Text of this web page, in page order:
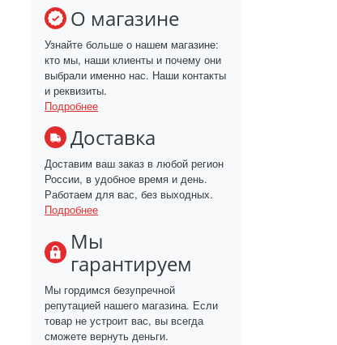
О магазине
Узнайте больше о нашем магазине:
кто мы, наши клиенты и почему они
выбрали именно нас. Наши контакты
и реквизиты.
Подробнее
Доставка
Доставим ваш заказ в любой регион
России, в удобное время и день.
Работаем для вас, без выходных.
Подробнее
Мы
гарантируем
Мы гордимся безупречной
репутацией нашего магазина. Если
товар не устроит вас, вы всегда
сможете вернуть деньги.